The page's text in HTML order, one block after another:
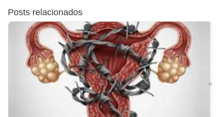
Posts relacionados